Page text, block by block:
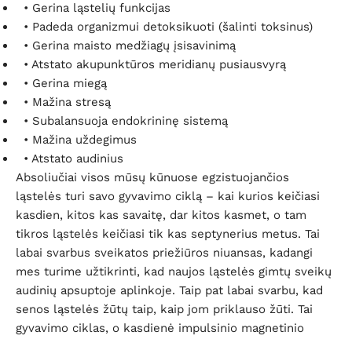
• Gerina ląstelių funkcijas
• Padeda organizmui detoksikuoti (šalinti toksinus)
• Gerina maisto medžiagų įsisavinimą
• Atstato akupunktūros meridianų pusiausvyrą
• Gerina miegą
• Mažina stresą
• Subalansuoja endokrininę sistemą
• Mažina uždegimus
• Atstato audinius
Absoliučiai visos mūsų kūnuose egzistuojančios
ląstelės turi savo gyvavimo ciklą – kai kurios keičiasi
kasdien, kitos kas savaitę, dar kitos kasmet, o tam
tikros ląstelės keičiasi tik kas septynerius metus. Tai
labai svarbus sveikatos priežiūros niuansas, kadangi
mes turime užtikrinti, kad naujos ląstelės gimtų sveikų
audinių apsuptoje aplinkoje. Taip pat labai svarbu, kad
senos ląstelės žūtų taip, kaip jom priklauso žūti. Tai
gyvavimo ciklas, o kasdienė impulsinio magnetinio